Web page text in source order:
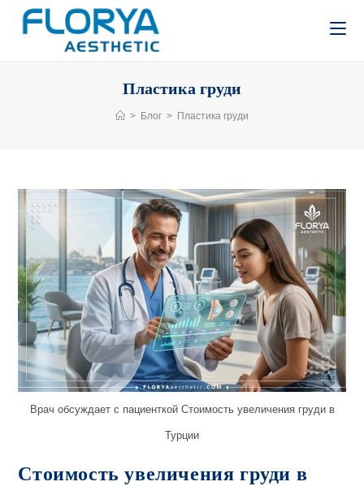
Пластика груди
> Блог > Пластика груди
Врач обсуждает с пациенткой Стоимость увеличения груди в
Турции
Стоимость увеличения груди в